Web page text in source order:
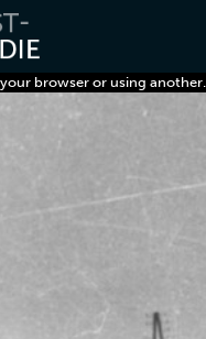
browser or using another.